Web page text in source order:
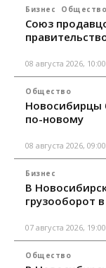
Бизнес Общество
Союз
08 августа 2026, 10:00
Общество
Новосибирцы
по-новому
08 августа 2026, 09:00
Бизнес
В
грузооборот
07 августа 2026, 19:00
Общество